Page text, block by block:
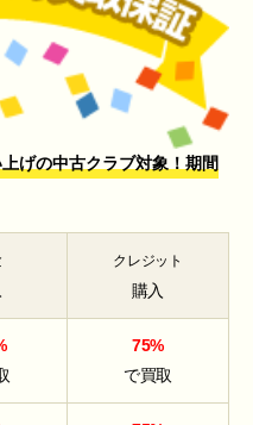
げの中古クラブ対象！期間
クレジット
購入
75%
で買取